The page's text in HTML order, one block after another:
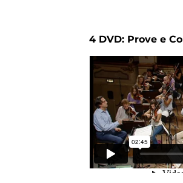
4 DVD: Prove e